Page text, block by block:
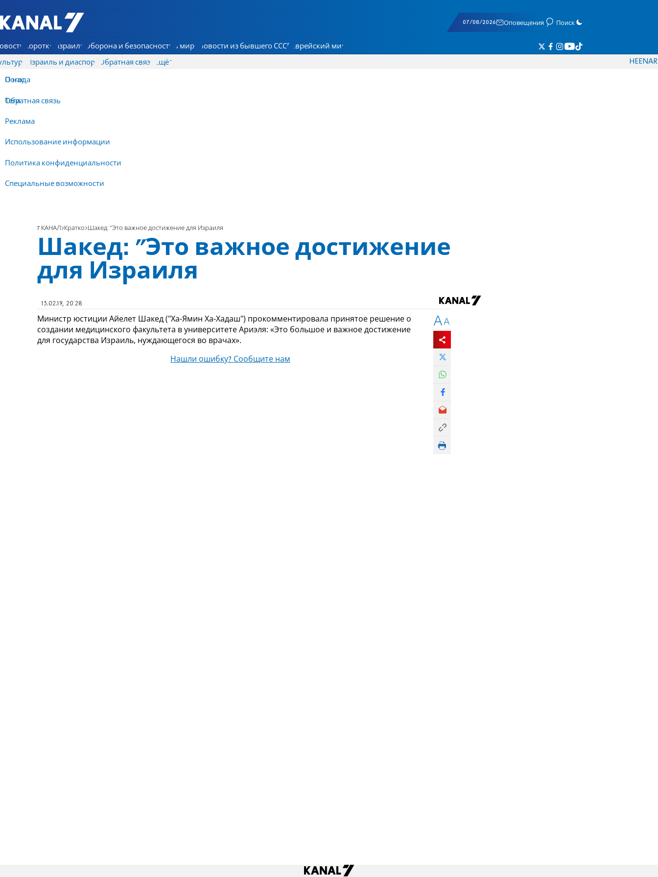
7 КАНАЛ - Аруц Шева
07/08/2026 Оповещения Поиск
Коротко Израиль Оборона и безопасность В мире Новости из бывшего СССР Еврейский мир
Израиль и диаспора Обратная связь
О нас
Обратная связь
Реклама
Использование информации
Политика конфиденциальности
Специальные возможности
Ещё
Погода
Теги
HEENAR
7 КАНАЛ Кратко Шакед: "Это важное достижение для Израиля
Шакед: "Это важное достижение
для Израиля
13.02.19, 20:28
Министр юстиции Айелет Шакед ("Ха-Ямин Ха-Хадаш") прокомментировала принятое решение о
создании медицинского факультета в университете Ариэля: «Это большое и важное достижение
для государства Израиль, нуждающегося во врачах».
Нашли ошибку? Сообщите нам
A A